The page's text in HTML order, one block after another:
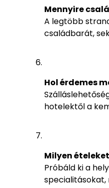
Mennyire
A legtöbb
családbarát,
Hol érdemes
hotelektől a
Milyen
Próbáld ki a